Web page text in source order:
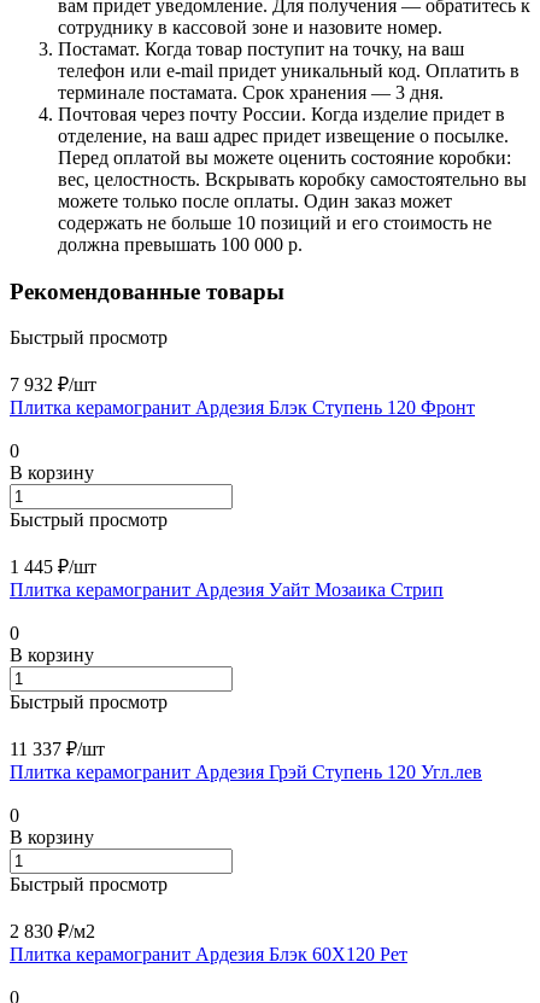
вам придет уведомление. Для получения — обратитесь к
сотруднику в кассовой зоне и назовите номер.
Постамат. Когда товар поступит на точку, на ваш
телефон или e-mail придет уникальный код. Оплатить в
терминале постамата. Срок хранения — 3 дня.
Почтовая через почту России. Когда изделие придет в
отделение, на ваш адрес придет извещение о посылке.
Перед оплатой вы можете оценить состояние коробки:
вес, целостность. Вскрывать коробку самостоятельно вы
можете только после оплаты. Один заказ может
содержать не больше 10 позиций и его стоимость не
должна превышать 100 000 р.
Рекомендованные товары
Быстрый просмотр
7 932 ₽/шт
Плитка керамогранит Ардезия Блэк Ступень 120 Фронт
0
В корзину
Быстрый просмотр
1 445 ₽/шт
Плитка керамогранит Ардезия Уайт Мозаика Стрип
0
В корзину
Быстрый просмотр
11 337 ₽/шт
Плитка керамогранит Ардезия Грэй Ступень 120 Угл.лев
0
В корзину
Быстрый просмотр
2 830 ₽/м2
Плитка керамогранит Ардезия Блэк 60X120 Рет
0